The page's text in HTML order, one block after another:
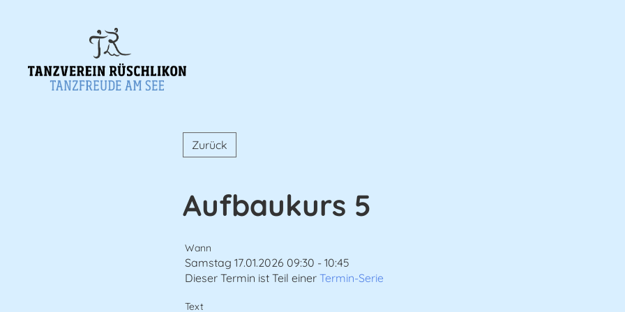
Zurück
Aufbaukurs 5
Wann
Samstag 17.01.2026 09:30 - 10:45
Dieser Termin ist Teil einer Termin-Serie
Text